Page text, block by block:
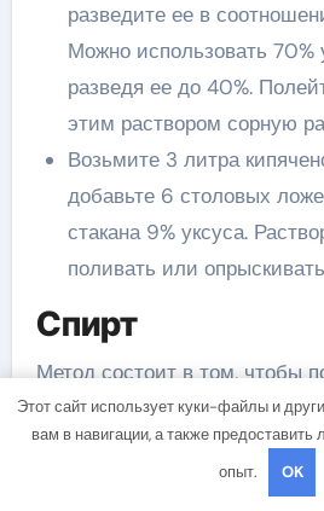
разведите ее в
Можно использовать 70%
разведя ее до 40%.
этим раствором сорную
Возьмите 3 литра
добавьте 6 столовых
стакана 9% уксуса.
поливать или
Спирт
Метод состоит в том, чтобы
раствором алкоголя и воды
предполагаемого посева.
бурный рост сорных трав, а
Этот сайт использует куки-файлы и
вам в навигации, а также
опыт.
OK